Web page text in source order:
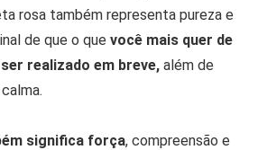
rosa também representa pureza e
de que o que você mais quer de
realizado em breve, além de
significa força, compreensão e